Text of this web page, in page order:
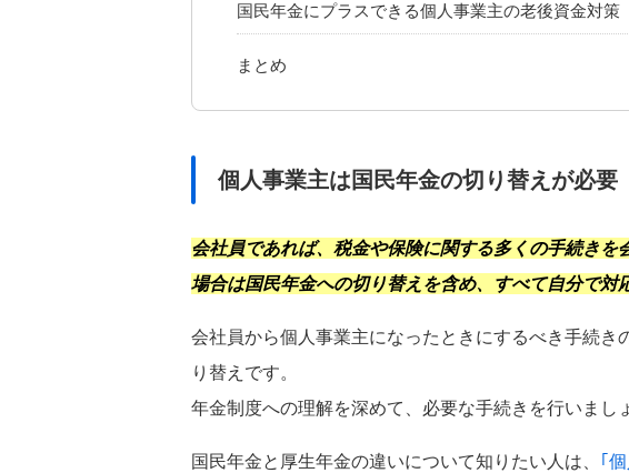
国民年金にプラスできる個人事業主の老後資金対策
まとめ
個人事業主は国民年金の切り替えが必要
会社員であれば、税金や保険に関する多くの手続き
場合は国民年金への切り替えを含め、すべて自分で対
会社員から個人事業主になったときにするべき手続き
り替えです。
年金制度への理解を深めて、必要な手続きを行いまし
国民年金と厚生年金の違いについて知りたい人は、
｢
都道府県を選択
東京都 神奈川県 千葉県
北海道・東北
北海道 宮城県 福島県
甲信越・北陸